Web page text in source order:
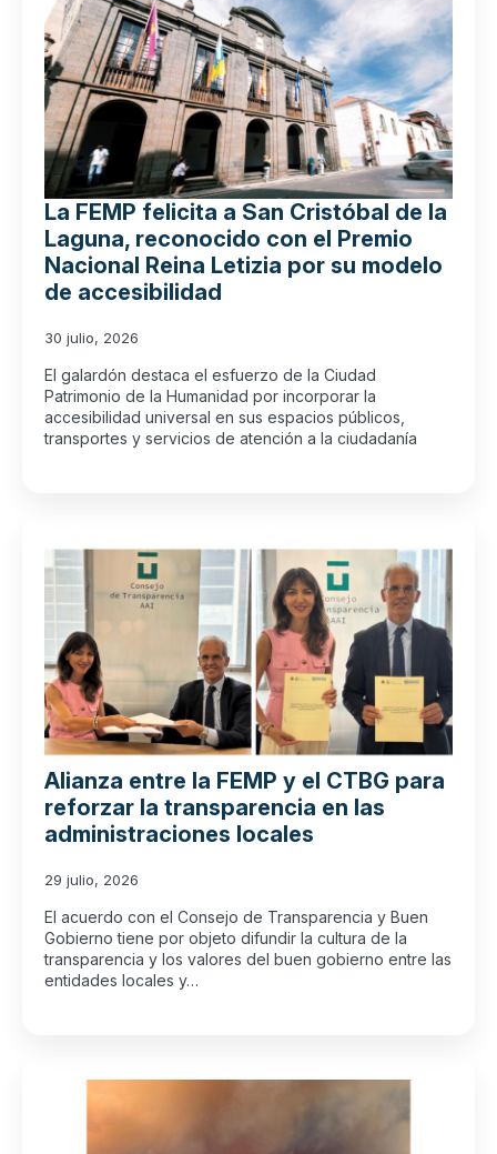
La FEMP felicita a San Cristóbal de la
Laguna, reconocido con el Premio
Nacional Reina Letizia por su modelo
de accesibilidad
30 julio, 2026
El galardón destaca el esfuerzo de la Ciudad
Patrimonio de la Humanidad por incorporar la
accesibilidad universal en sus espacios públicos,
transportes y servicios de atención a la ciudadanía
Alianza entre la FEMP y el CTBG para
reforzar la transparencia en las
administraciones locales
29 julio, 2026
El acuerdo con el Consejo de Transparencia y Buen
Gobierno tiene por objeto difundir la cultura de la
transparencia y los valores del buen gobierno entre las
entidades locales y…